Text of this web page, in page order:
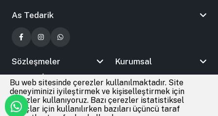
As Tedarik
Sözleşmeler
Kurumsal
Bizimle İletişime Geçin
© 2026As TedarikTüm Hakları Saklıdır
Bu web sitesinde çerezler kullanılmaktadır. Site
deneyiminizi iyileştirmek ve kişiselleştirmek için
çerezler kullanıyoruz. Bazı çerezler istatistiksel
amaçlar için kullanılırken bazıları üçüncü taraf